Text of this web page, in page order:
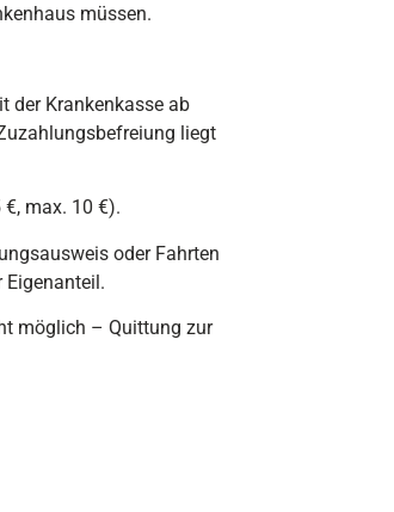
müssen.
der Krankenkasse ab
liegt
€, max. 10 €).
oder Fahrten
möglich – Quittung zur